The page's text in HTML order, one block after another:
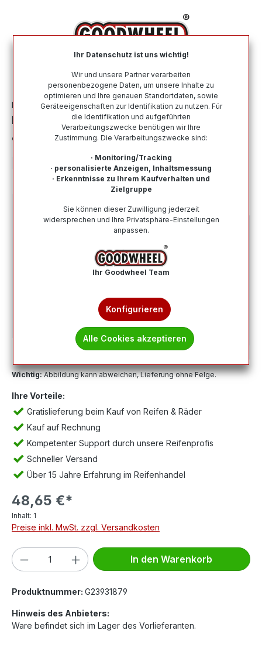
Felgen Stahlfelgen
KRONPRINZ OP515024 schwarz/silber
6.0Jx15 4x100 ET39
Wichtig:Abbildung kann abweichen, Lieferung ohne Felge.
Ihre Vorteile:
Gratislieferung beim Kauf von Reifen & Räder
Kauf auf Rechnung
Kompetenter Support durch unsere Reifenprofis
Schneller Versand
Über 15 Jahre Erfahrung im Reifenhandel
48,65 €*
Inhalt: 1
Preise inkl. MwSt. zzgl. Versandkosten
Produkt Anzahl: Gib den gewünschten
In den Warenkorb
Produktnummer: G23931879
Hinweis des Anbieters:
Ware befindet sich im Lager des Vorlieferanten.
Ihr Datenschutz ist uns wichtig!
Wir und unsere Partner verarbeiten
personenbezogene Daten, um unsere Inhalte zu
optimieren und Ihre genauen Standortdaten, sowie
Geräteeigenschaften zur Identifikation zu nutzen. Für
die Identifikation und aufgeführten
Verarbeitungszwecke benötigen wir Ihre
Zustimmung. Die Verarbeitungszwecke sind:
· Monitoring/Tracking
· personalisierte Anzeigen, Inhaltsmessung
· Erkenntnisse zu Ihrem Kaufverhalten und
Zielgruppe
Sie können dieser Zuwilligung jederzeit
widersprechen und Ihre Privatsphäre-Einstellungen
anpassen.
Ihr Goodwheel Team
Konfigurieren
Alle Cookies akzeptieren